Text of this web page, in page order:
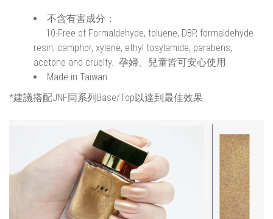
不含有害成分：
10-Free of Formaldehyde, toluene, DBP, formaldehyde
resin, camphor, xylene, ethyl tosylamide, parabens,
acetone and cruelty. 孕婦、兒童皆可安心使用
Made in Taiwan
*建議搭配JNF同系列Base/Top以達到最佳效果